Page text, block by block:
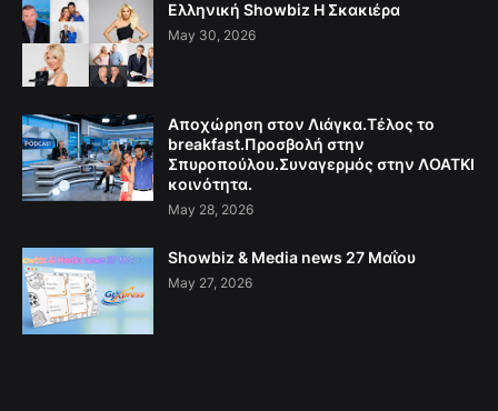
Ελληνική Showbiz Η Σκακιέρα
May 30, 2026
Αποχώρηση στον Λιάγκα.Τέλος το
breakfast.Προσβολή στην
Σπυροπούλου.Συναγερμός στην ΛΟΑΤΚΙ
κοινότητα.
May 28, 2026
Showbiz & Media news 27 Μαΐου
May 27, 2026